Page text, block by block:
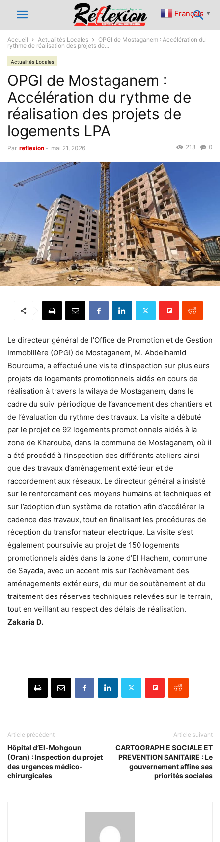
Accueil Actualités Locales
OPGI de Mostaganem : Accélération du
rythme de réalisation des projets de...
Actualités Locales
OPGI de Mostaganem :
Accélération du rythme de
réalisation des projets de
logements LPA
Par reflexion - mai 21, 2026 0
218
Le directeur général de l’Office de Promotion et de Gestion
Immobilière (OPGI) de Mostaganem, M. Abdelhamid
Bourouma, a effectué une visite d’inspection sur plusieurs
projets de logements promotionnels aidés en cours de
réalisation à travers la wilaya de Mostaganem, dans le
cadre du suivi périodique de l’avancement des chantiers et
de l’évaluation du rythme des travaux. La visite a débuté
par le projet de 92 logements promotionnels aidés à la
zone de Kharouba, dans la commune de Mostaganem, où il
a été procédé à l’inspection des différents ateliers ainsi
que des travaux d’aménagement extérieur et de
raccordement aux réseaux. Le directeur général a insisté
sur le renforcement des moyens humains et techniques et
sur l’adoption d’un système de rotation afin d’accélérer la
cadence des travaux, tout en finalisant les procédures de
réception du transformateur électrique. La visite s’est
également poursuivie au projet de 150 logements
promotionnels aidés dans la zone d’El Hachem, commune
de Sayada, avec un accent mis sur l’achèvement des
aménagements extérieurs, du mur de soutènement et du
traitement des réserves techniques relevées sur le terrain,
tout en veillant au respect des délais de réalisation.
Zakaria D.
Article précédent
Hôpital d’El-Mohgoun
(Oran) : Inspection du projet
des urgences médico-
chirurgicales
Article suivant
CARTOGRAPHIE SOCIALE ET
PREVENTION SANITAIRE : Le
gouvernement affine ses
priorités sociales
Français ▼